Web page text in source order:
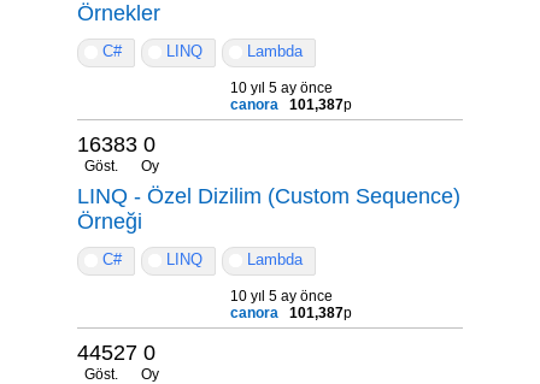
Örnekler
C# LINQ Lambda
10 yıl 5 ay önce
canora
101,387p
16383
Göst.
0
Oy
LINQ - Özel Dizilim (Custom Sequence)
Örneği
C# LINQ Lambda
10 yıl 5 ay önce
canora
101,387p
44527
Göst.
0
Oy